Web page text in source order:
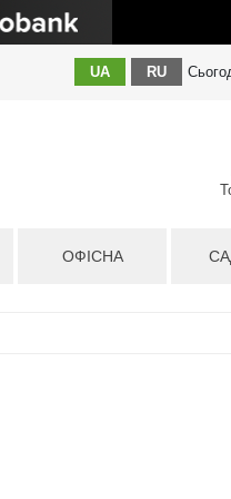
UA RU
ОФІСНА